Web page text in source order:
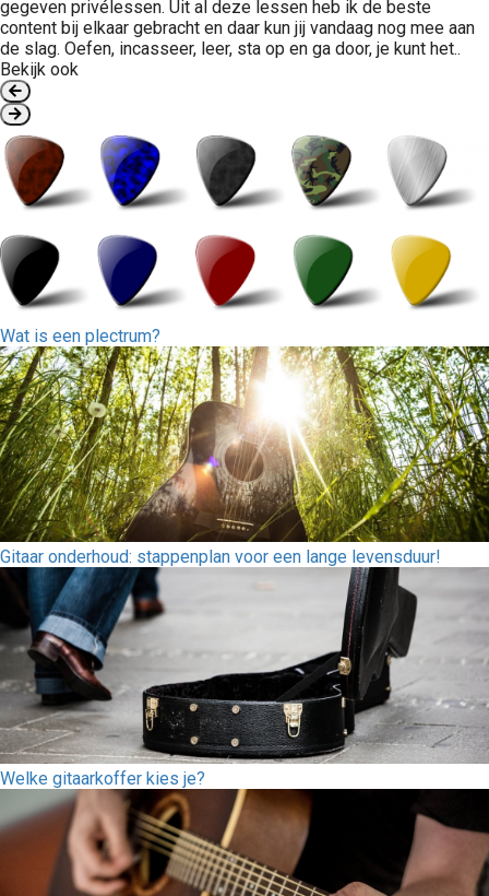
gegeven privélessen. Uit al deze lessen heb ik de beste
content bij elkaar gebracht en daar kun jij vandaag nog mee aan
de slag. Oefen, incasseer, leer, sta op en ga door, je kunt het..
Bekijk ook
Wat is een plectrum?
Gitaar onderhoud: stappenplan voor een lange levensduur!
Welke gitaarkoffer kies je?